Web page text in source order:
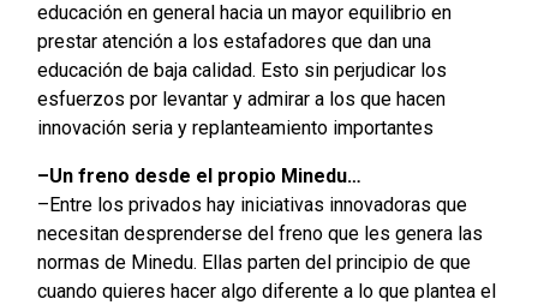
educación en general hacia un mayor equilibrio en
prestar atención a los estafadores que dan una
educación de baja calidad. Esto sin perjudicar los
esfuerzos por levantar y admirar a los que hacen
innovación seria y replanteamiento importantes
–Un freno desde el propio Minedu…
–Entre los privados hay iniciativas innovadoras que
necesitan desprenderse del freno que les genera las
normas de Minedu. Ellas parten del principio de que
cuando quieres hacer algo diferente a lo que plantea el